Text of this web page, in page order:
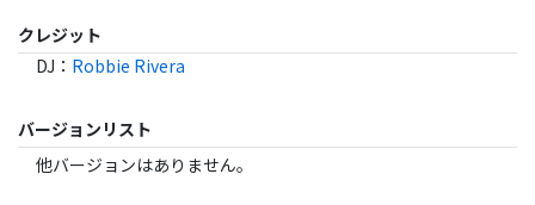
クレジット
DJ ： Robbie Rivera
バージョンリスト
他バージョンはありません。